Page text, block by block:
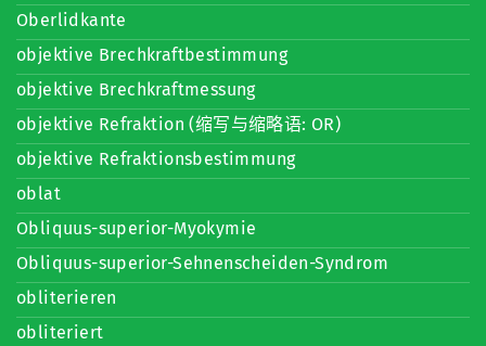
Oberlidkante
objektive Brechkraftbestimmung
objektive Brechkraftmessung
objektive Refraktion (缩写与缩略语: OR)
objektive Refraktionsbestimmung
oblat
Obliquus-superior-Myokymie
Obliquus-superior-Sehnenscheiden-Syndrom
obliterieren
obliteriert